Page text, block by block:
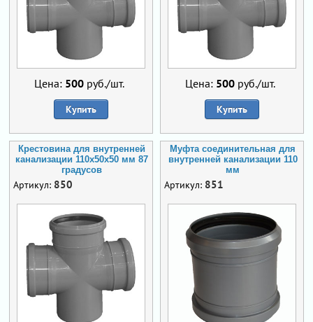
Цена: 500 руб./шт.
Купить
Цена: 500 руб./шт.
Купить
Крестовина для внутренней
канализации 110х50х50 мм 87
градусов
Артикул: 850
Муфта соединительная для
внутренней канализации 110
мм
Артикул: 851